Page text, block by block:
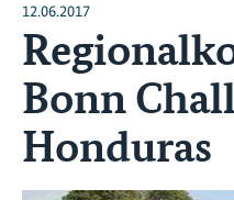
12.06.2017
Bonn
Honduras